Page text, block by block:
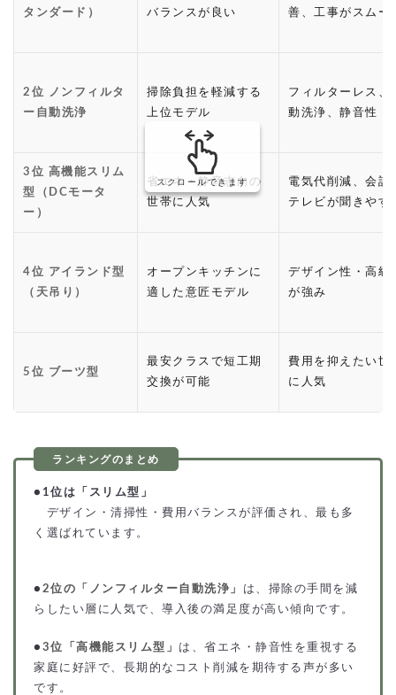
タンダード）
バランスが良い
善、工事がスムー
2位 ノンフィルタ
ー自動洗浄
掃除負担を軽減する
上位モデル
フィルターレス、
動洗浄、静音性
3位 高機能スリム
型（DCモータ
ー）
省エネ・静音志向の
世帯に人気
電気代削減、会話
テレビが聞きやす
4位 アイランド型
（天吊り）
オープンキッチンに
適した意匠モデル
デザイン性・高級
が強み
5位 ブーツ型
最安クラスで短工期
交換が可能
費用を抑えたい世
に人気
スクロールできます
● 1位は「スリム型」
デザイン・清掃性・費用バランスが評価され、最も多
く選ばれています。
● 2位の「ノンフィルター自動洗浄」
は、掃除の手間を減
らしたい層に人気で、導入後の満足度が高い傾向です。
● 3位「高機能スリム型」 は、省エネ・静音性を重視する
家庭に好評で、長期的なコスト削減を期待する声が多い
です。